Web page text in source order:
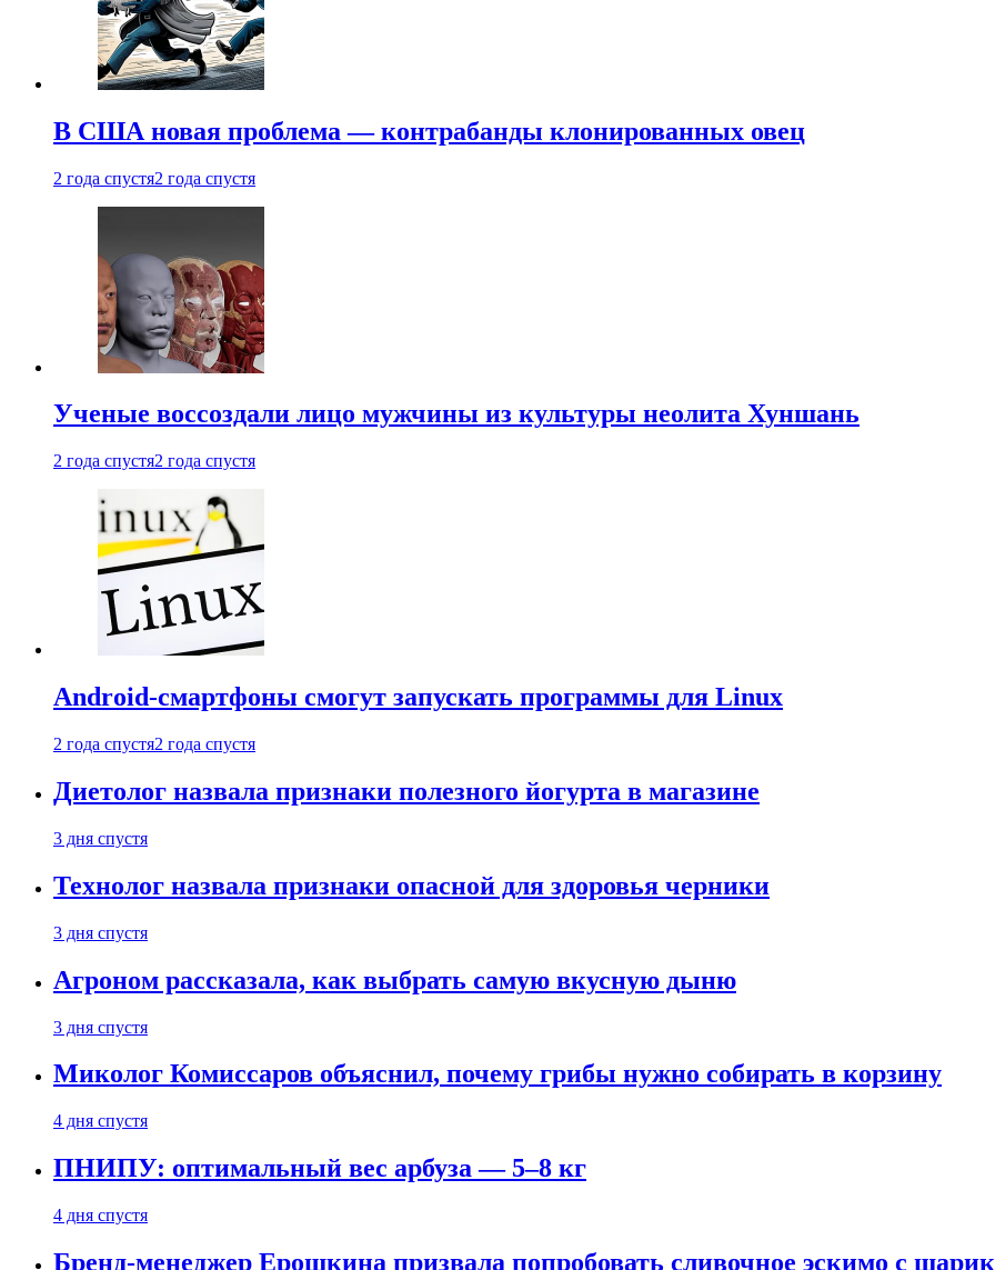
В США новая проблема — контрабанды клонированных овец
2 года спустя2 года спустя
Ученые воссоздали лицо мужчины из культуры неолита Хуншань
2 года спустя2 года спустя
Android-смартфоны смогут запускать программы для Linux
2 года спустя2 года спустя
Диетолог назвала признаки полезного йогурта в магазине
3 дня спустя
Технолог назвала признаки опасной для здоровья черники
3 дня спустя
Агроном рассказала, как выбрать самую вкусную дыню
3 дня спустя
Миколог Комиссаров объяснил, почему грибы нужно собирать в корзину
4 дня спустя
ПНИПУ: оптимальный вес арбуза — 5–8 кг
4 дня спустя
Бренд-менеджер Ерошкина призвала попробовать сливочное эскимо с